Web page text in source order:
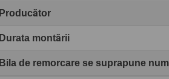
Producător
Durata montării
Bila de remorcare se suprapune